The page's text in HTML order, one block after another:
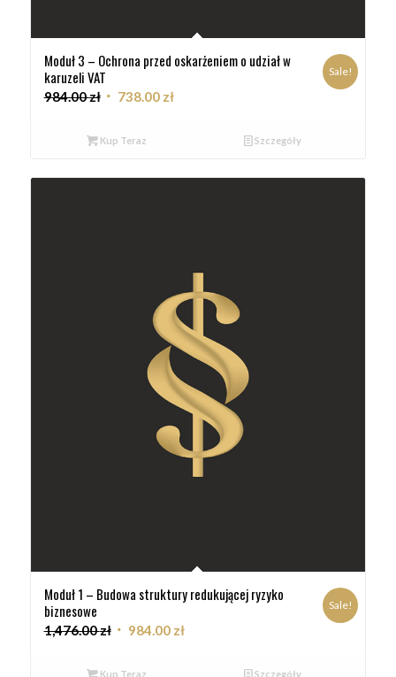
Moduł 3 – Ochrona przed oskarżeniem o udział w
karuzeli VAT
984.00zł 738.00 zł
Sale!
Kup Teraz Szczegóły
Moduł 1 – Budowa struktury redukującej ryzyko
biznesowe
1,476.00zł 984.00 zł
Sale!
Kup Teraz Szczegóły